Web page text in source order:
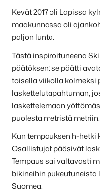
Kevät 2017 oli Lapissa
maakunnassa oli
paljon lunta.
Tästä inspiroituneena
päätöksen: se päätti
toisella viikolla kolmeksi
laskettelutapahtuman,
laskettelemaan
puolesta metristä metriin.
Kun tempauksen h-hetki
Osallistujat pääsivät
Tempaus sai valtavasti
bikineihin
Suomea.